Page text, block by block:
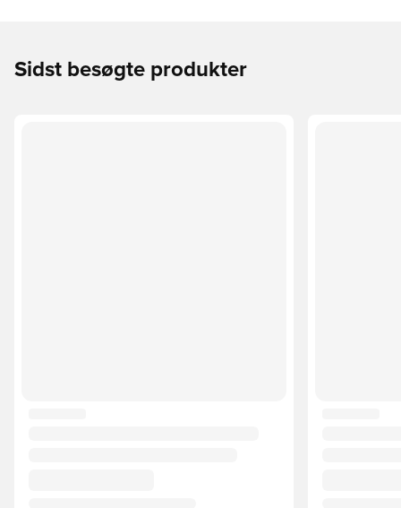
Sidst besøgte produkter